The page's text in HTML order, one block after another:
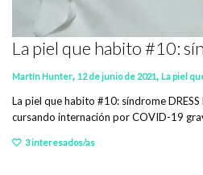
La piel que habito #10:
Martín Hunter, 12 de junio de 2021, La piel
La piel que habito #10: síndrome
cursando internación por COVID-19
3interesados/as